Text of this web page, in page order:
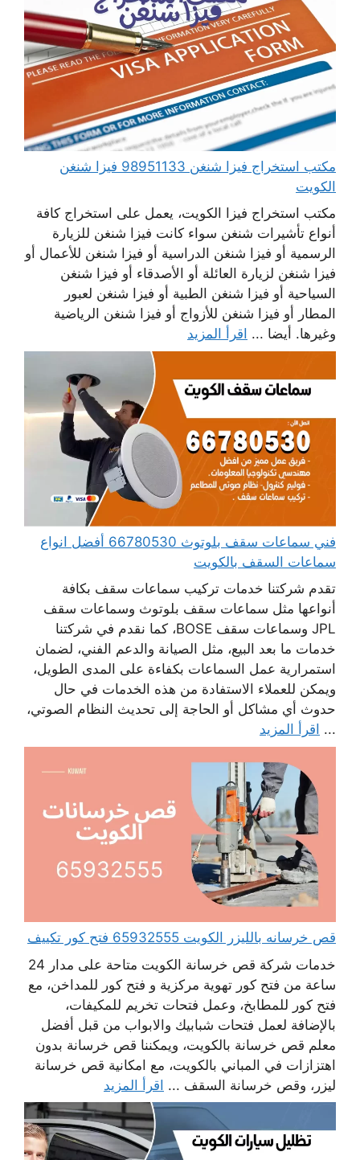
مكتب استخراج فيزا شنغن 98951133 فيزا شنغن
الكويت
مكتب استخراج فيزا الكويت، يعمل على استخراج كافة
أنواع تأشيرات شنغن سواء كانت فيزا شنغن للزيارة
الرسمية أو فيزا شنغن الدراسية أو فيزا شنغن للأعمال أو
فيزا شنغن لزيارة العائلة أو الأصدقاء أو فيزا شنغن
السياحية أو فيزا شنغن الطبية أو فيزا شنغن لعبور
المطار أو فيزا شنغن للأزواج أو فيزا شنغن الرياضية
وغيرها. أيضا ... اقرأ المزيد
فني سماعات سقف بلوتوث 66780530 أفضل انواع
سماعات السقف بالكويت
تقدم شركتنا خدمات تركيب سماعات سقف بكافة
أنواعها مثل سماعات سقف بلوتوث وسماعات سقف
JPL وسماعات سقف BOSE، كما نقدم في شركتنا
خدمات ما بعد البيع، مثل الصيانة والدعم الفني، لضمان
استمرارية عمل السماعات بكفاءة على المدى الطويل،
ويمكن للعملاء الاستفادة من هذه الخدمات في حال
حدوث أي مشاكل أو الحاجة إلى تحديث النظام الصوتي،
... اقرأ المزيد
قص خرسانه بالليزر الكويت 65932555 فتح كور تكييف
خدمات شركة قص خرسانة الكويت متاحة على مدار 24
ساعة من فتح كور تهوية مركزية و فتح كور للمداخن، مع
فتح كور للمطابخ، وعمل فتحات تخريم للمكيفات،
بالإضافة لعمل فتحات شبابيك والابواب من قبل أفضل
معلم قص خرسانة بالكويت، ويمكننا قص خرسانة بدون
اهتزازات في المباني بالكويت، مع امكانية قص خرسانة
ليزر، وقص خرسانة السقف ... اقرأ المزيد